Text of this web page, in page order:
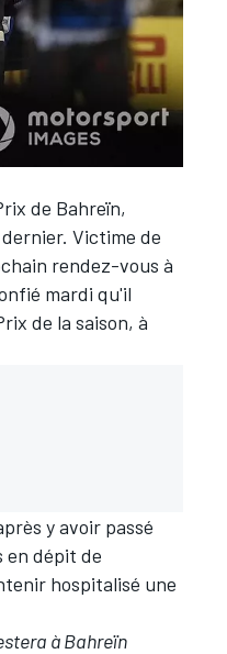
de Bahreïn,
Victime de
rendez-vous à
mardi qu'il
de la saison, à
y avoir passé
en dépit de
hospitalisé une
à Bahreïn